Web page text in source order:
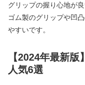
グリップの握り心地が
ゴム製のグリップや凹
やすいです。
【2024年最新
人気6選